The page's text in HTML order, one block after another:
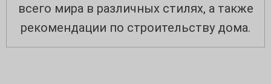
всего мира в различных стилях, а также
рекомендации по строительству дома.